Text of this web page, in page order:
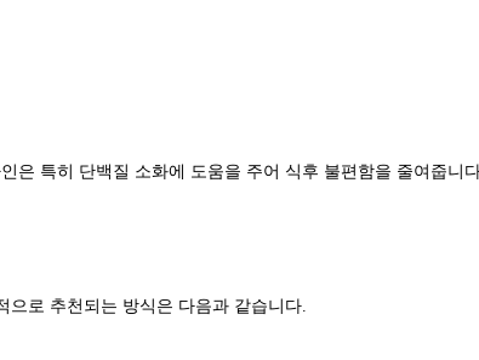
특히 단백질 소화에 도움을 주어 식후 불편함을 줄여줍니
으로 추천되는 방식은 다음과 같습니다.